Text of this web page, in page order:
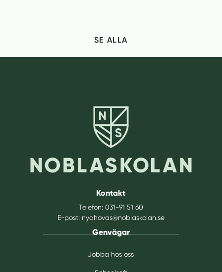
SE ALLA
Kontakt
Telefon: 031-91 51 60
E-post: nyahovas@noblaskolan.se
Genvägar
Jobba hos oss